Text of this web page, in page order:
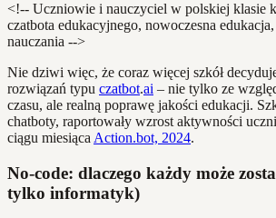
<!-- Uczniowie i nauczyciel w polskiej klasie
czatbota edukacyjnego, nowoczesna
nauczania -->
Nie dziwi więc, że coraz więcej szkół
rozwiązań typu czatbot.ai – nie tylko ze
czasu, ale realną poprawę jakości edukacji.
chatboty, raportowały wzrost aktywności
ciągu miesiąca Action.bot, 2024.
No-code: dlaczego każdy może
tylko informatyk)